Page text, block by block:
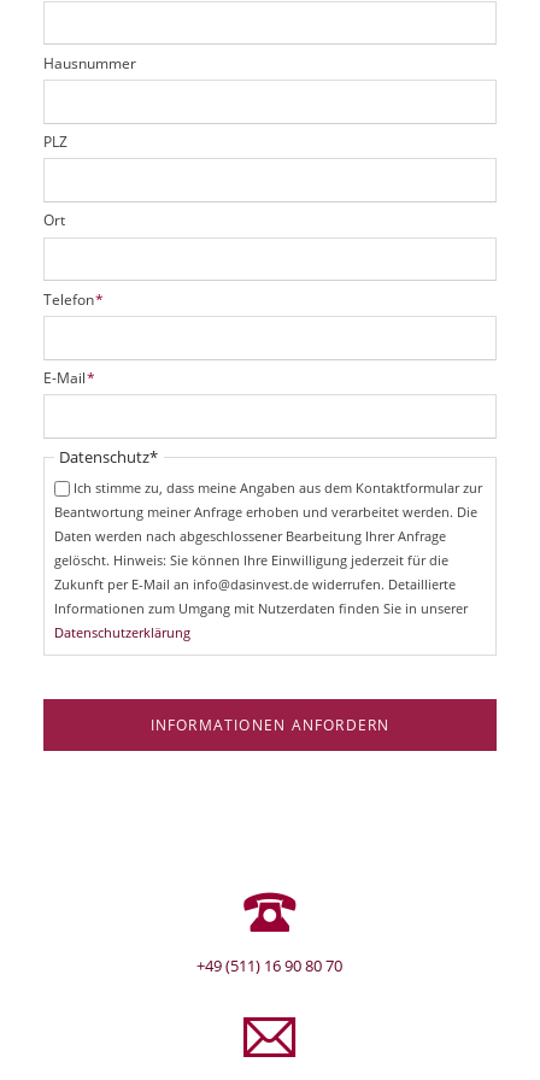
r
e
d
t
f
e
d
Hausnummer
PLZ
Ort
P
f
i
c
t
f
Telefon*
P
f
i
E-Mail*
Pflichtfeld
Datenschutz*
Ich stimme zu, dass meine Angaben aus dem Kontaktformular zur
Beantwortung meiner Anfrage erhoben und verarbeitet werden. Die
Daten werden nach abgeschlossener Bearbeitung Ihrer Anfrage
gelöscht. Hinweis: Sie können Ihre Einwilligung jederzeit für die
Zukunft per E-Mail an info@dasinvest.de widerrufen. Detaillierte
Informationen zum Umgang mit Nutzerdaten finden Sie in unserer
Datenschutzerklärung
INFORMATIONEN ANFORDERN
+49 (511) 16 90 80 70